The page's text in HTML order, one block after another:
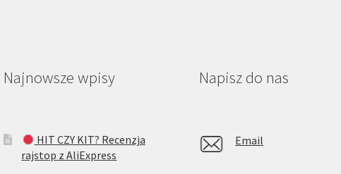
Najnowsze wpisy
HIT CZY KIT? Recenzja
rajstop z AliExpress
Napisz do nas
Email